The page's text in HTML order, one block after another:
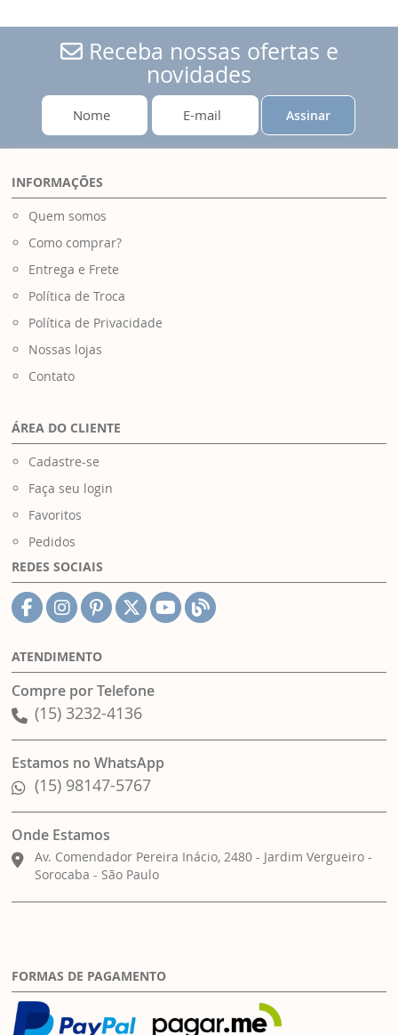
Receba nossas ofertas e
novidades
Assinar
INFORMAÇÕES
Quem somos
Como comprar?
Entrega e Frete
Política de Troca
Política de Privacidade
Nossas lojas
Contato
ÁREA DO CLIENTE
Cadastre-se
Faça seu login
Favoritos
Pedidos
REDES SOCIAIS
ATENDIMENTO
Compre por Telefone
(15) 3232-4136
Estamos no WhatsApp
(15) 98147-5767
Onde Estamos
Av. Comendador Pereira Inácio, 2480 - Jardim Vergueiro -
Sorocaba - São Paulo
FORMAS DE PAGAMENTO